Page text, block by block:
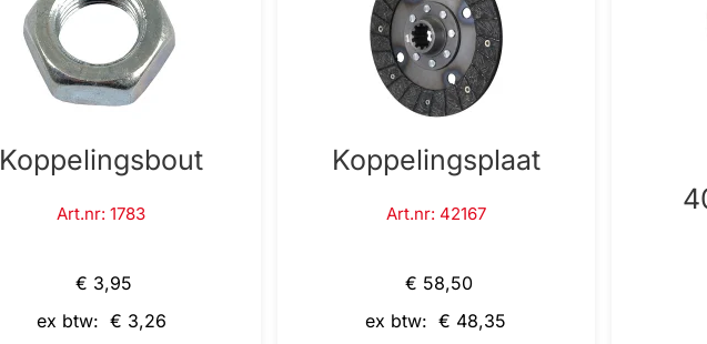
Koppelingsbout
Art.nr: 1783
€ 3,95
ex btw: € 3,26
Koppelingsplaat
Art.nr: 42167
€ 58,50
ex btw: € 48,35